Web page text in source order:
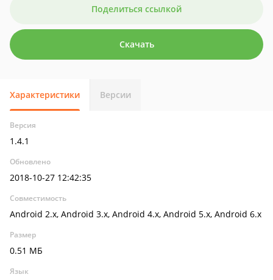
Поделиться ссылкой
Скачать
Характеристики Версии
Версия
1.4.1
Обновлено
2018-10-27 12:42:35
Совместимость
Android 2.x, Android 3.x, Android 4.x, Android 5.x, Android 6.x
Размер
0.51 МБ
Язык